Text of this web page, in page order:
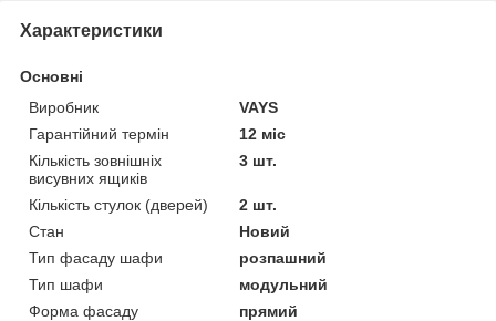
Характеристики
Основні
Виробник
VAYS
Гарантійний термін
12 міс
Кількість зовнішніх
висувних ящиків
3 шт.
Кількість стулок (дверей)
2 шт.
Стан
Новий
Тип фасаду шафи
розпашний
Тип шафи
модульний
Форма фасаду
прямий